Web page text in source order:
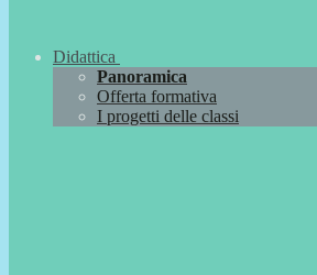
Didattica
Panoramica
Offerta formativa
I progetti delle classi